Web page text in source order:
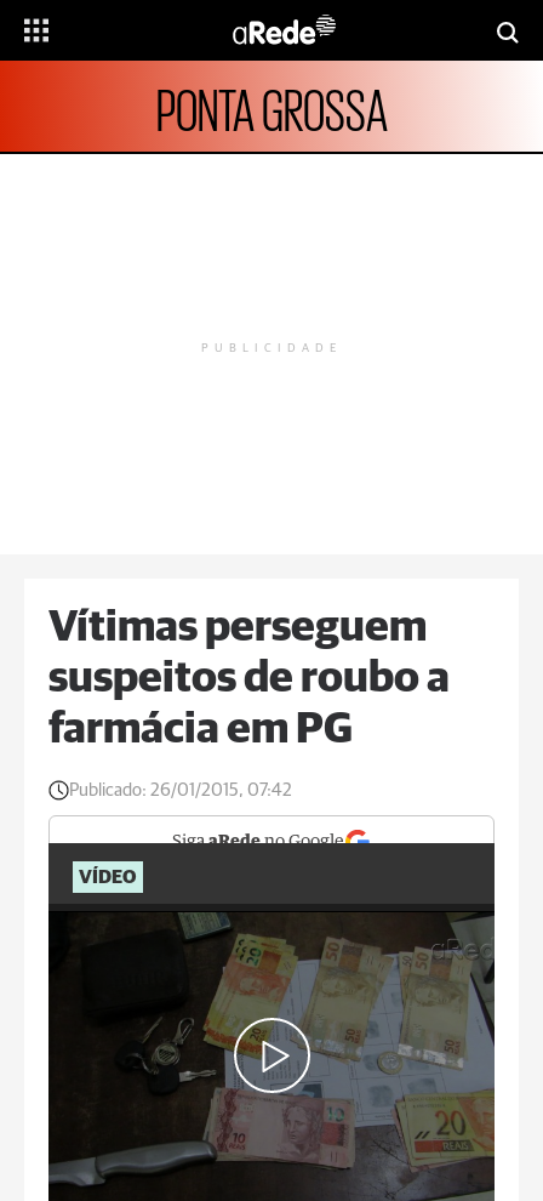
PONTA GROSSA
PUBLICIDADE
Vítimas perseguem
suspeitos de roubo a
farmácia em PG
Publicado: 26/01/2015, 07:42
SigaaRedeno Google
VÍDEO